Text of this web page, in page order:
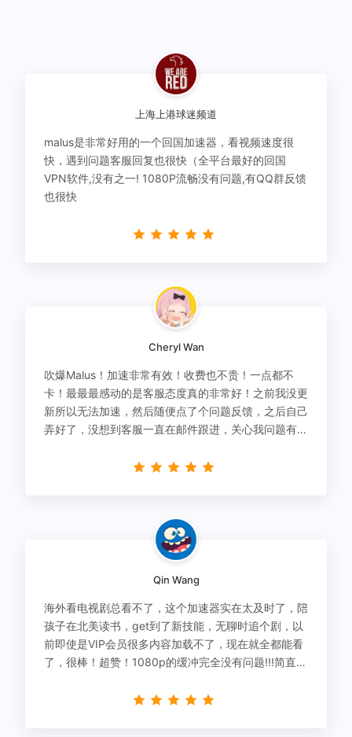
上海上港球迷频道
malus是非常好用的一个回国加速器，看视频速度很
快，遇到问题客服回复也很快（全平台最好的回国
VPN软件,没有之一! 1080P流畅没有问题,有QQ群反馈
也很快
Cheryl Wan
吹爆Malus！加速非常有效！收费也不贵！一点都不
卡！最最最感动的是客服态度真的非常好！之前我没更
新所以无法加速，然后随便点了个问题反馈，之后自己
弄好了，没想到客服一直在邮件跟进，关心我问题有没
Qin Wang
海外看电视剧总看不了，这个加速器实在太及时了，陪
孩子在北美读书，get到了新技能，无聊时追个剧，以
前即使是VIP会员很多内容加载不了，现在就全都能看
了，很棒！超赞！1080p的缓冲完全没有问题!!!简直救